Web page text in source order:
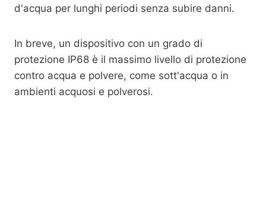
d'acqua per lunghi periodi senza subire danni.
In breve, un dispositivo con un grado di
protezione IP68 è il massimo livello di protezione
contro acqua e polvere, come sott'acqua o in
ambienti acquosi e polverosi.